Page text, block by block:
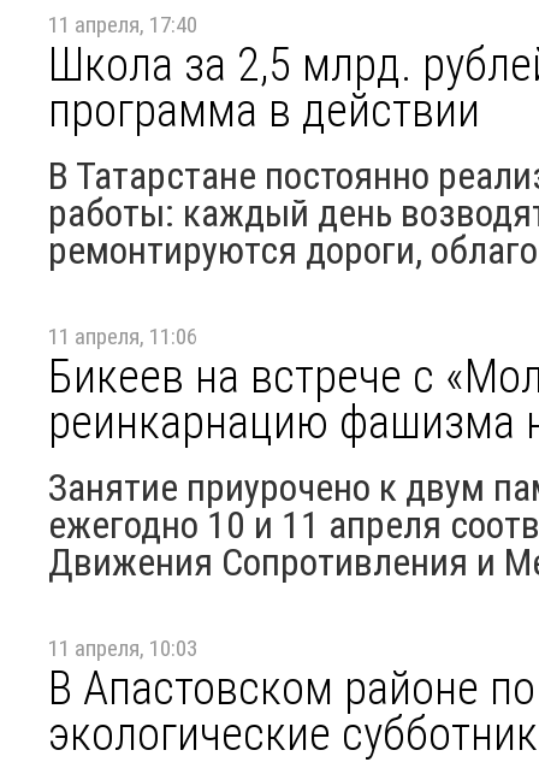
11 апреля, 17:40
Школа за 2,5 млрд.
программа в действии
В Татарстане постоянно
работы: каждый день
ремонтируются дороги,
11 апреля, 11:06
Бикеев на встрече с
реинкарнацию фашизма
Занятие приурочено к двум
ежегодно 10 и 11 апреля
Движения Сопротивления и
11 апреля, 10:03
В Апастовском районе
экологические